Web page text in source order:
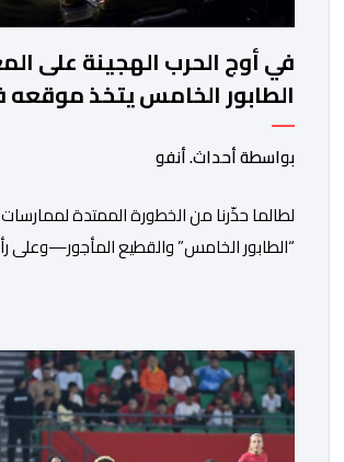
في أوج الحرب الهجينة على
الطابور الخامس يتخذ
المخابرات الجزائرية
بواسطة أحداث. أنفو
لطالما حذّرنا من الخطورة الممتدة
“الطابور الخامس” والقطيع المأجور—وعلى
الصحفي ومقتضيات القانون الجنائي، عبر
لفقر وهشاشة بعض المواطنين وتوظيف
لخدمة أجندات التهييج وضرر استقرار الوطن.
وائل الريفي” هذا الأحد ليؤكد حقيقة هذه